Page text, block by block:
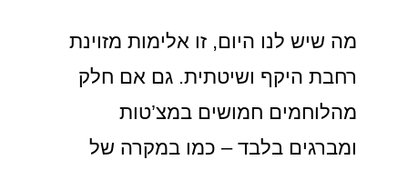
מה שיש לנו היום, זו אלימות מזוינת
רחבת היקף ושיטתית. גם אם חלק
מהלוחמים חמושים במצ’טות
ומברגים בלבד – כמו במקרה של